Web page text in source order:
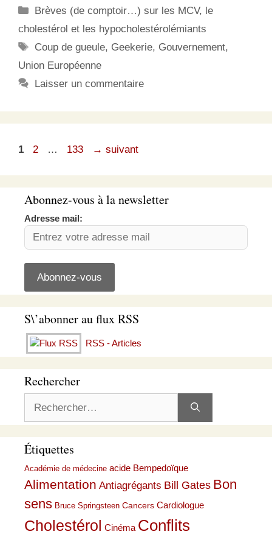
Catégories
Brèves (de comptoir…) sur les MCV, le
cholestérol et les hypocholestérolémiants
Étiquettes
Coup de gueule, Geekerie, Gouvernement,
Union Européenne
Laisser un commentaire
Page
1 Page
2 … Page
133 → suivant
Abonnez-vous à la newsletter
Adresse mail:
S\’abonner au flux RSS
RSS - Articles
Rechercher
Étiquettes
Académie de médecine acide Bempedoïque
Alimentation Antiagrégants Bill Gates Bon
sens Bruce Springsteen Cancers Cardiologue
Cholestérol Cinéma Conflits